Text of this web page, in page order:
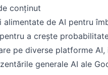
conținut
alimentate de AI pentru
a crește
pe diverse platforme
generale AI ale